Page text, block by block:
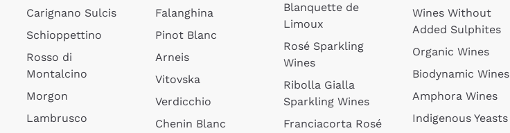
Carignano Sulcis
Schioppettino
Rosso di
Montalcino
Morgon
Lambrusco
Falanghina
Pinot Blanc
Arneis
Vitovska
Verdicchio
Chenin Blanc
Blanquette de
Limoux
Rosé Sparkling
Wines
Ribolla Gialla
Sparkling Wines
Franciacorta Rosé
Wines Without
Added Sulphites
Organic Wines
Biodynamic Wines
Amphora Wines
Indigenous Yeasts